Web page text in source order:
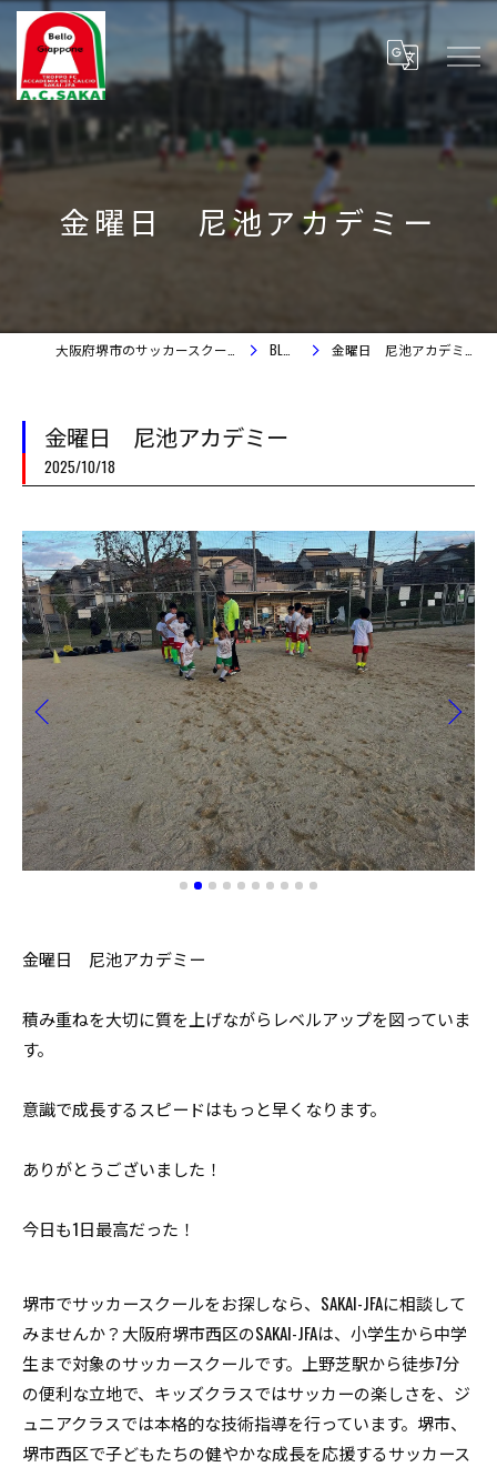
金曜日 尼池アカデミー
BLOG 金曜日 尼池アカデミー
金曜日 尼池アカデミー
2025/10/18
金曜日 尼池アカデミー
積み重ねを大切に質を上げながらレベルアップを図っていま
す。
意識で成長するスピードはもっと早くなります。
ありがとうございました！
今日も1日最高だった！
堺市でサッカースクールをお探しなら、SAKAI-JFAに相談して
みませんか？大阪府堺市西区のSAKAI-JFAは、小学生から中学
生まで対象のサッカースクールです。上野芝駅から徒歩7分
の便利な立地で、キッズクラスではサッカーの楽しさを、ジ
ュニアクラスでは本格的な技術指導を行っています。堺市、
堺市西区で子どもたちの健やかな成長を応援するサッカース